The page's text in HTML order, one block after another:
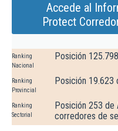
Accede al
Protect
Ranking
Nacional
Posición 125.798
Ranking
Provincial
Posición 19.623
Ranking
Sectorial
Posición 253
corredores de